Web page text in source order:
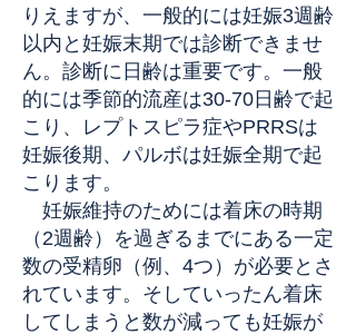
りえますが、一般的には妊娠3週齢
以内と妊娠末期では診断できませ
ん。診断に日齢は重要です。一般
的には季節的流産は30-70日齢で起
こり、レプトスピラ症やPRRSは
妊娠後期、パルボは妊娠全期で起
こります。
妊娠維持のためには着床の時期
（2週齢）を過ぎるまでにある一定
数の受精卵（例、4つ）が必要とさ
れています。そしていったん着床
してしまうと数が減っても妊娠が